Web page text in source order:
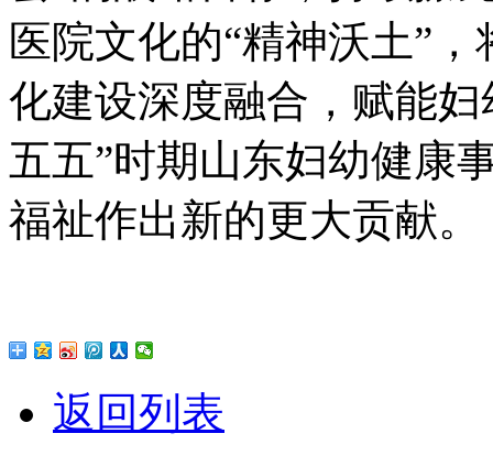
医院文化的“精神沃土”
化建设深度融合，赋能
五五”时期山东妇幼健康
福祉作出新的更大贡献。
返回列表